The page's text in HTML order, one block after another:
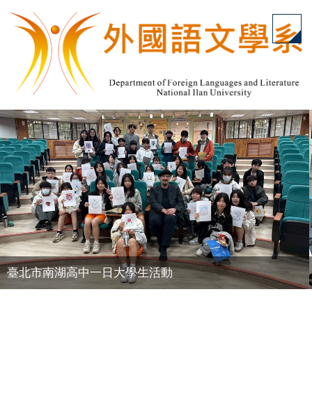
跳
到
臺北市南湖高中一日大學生活動